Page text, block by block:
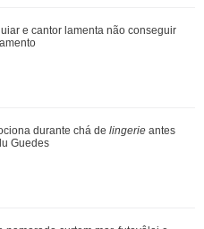
e cantor lamenta não conseguir
se casam e compartilham
mais lindo que a...
e cantor lamenta não conseguir
durante chá de lingerie antes
Guedes